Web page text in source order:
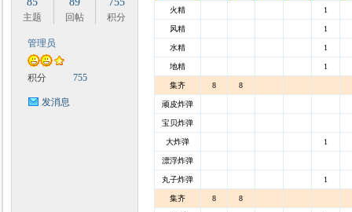
主题 回帖 积分
管理员
积分 755
发消息
火精 1
风精 1
水精 1
地精 1
集齐 8 8
顽皮炸弹
宝贝炸弹
大炸弹 1
漂浮炸弹
丸子炸弹 1
集齐 8 8